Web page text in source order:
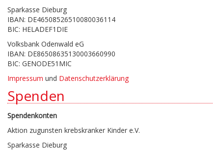
Sparkasse Dieburg
IBAN: DE46508526510080036114
BIC: HELADEF1DIE
Volksbank Odenwald eG
IBAN: DE86508635130003660990
BIC: GENODE51MIC
Impressum und Datenschutzerklärung
Spenden
Spendenkonten
Aktion zugunsten krebskranker Kinder e.V.
Sparkasse Dieburg